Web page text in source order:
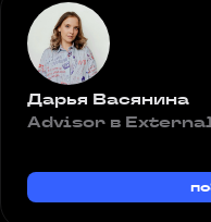
Дарья Васянина
Advisor в